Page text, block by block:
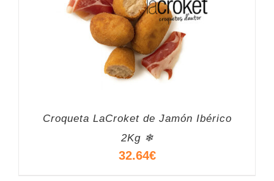
Croqueta LaCroket de Jamón Ibérico
2Kg ❄
32.64€